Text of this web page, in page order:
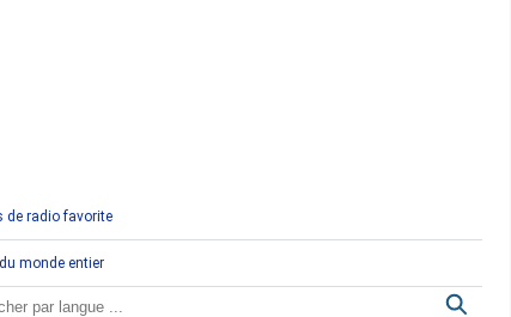
Egypte
de radio favorite
monde entier